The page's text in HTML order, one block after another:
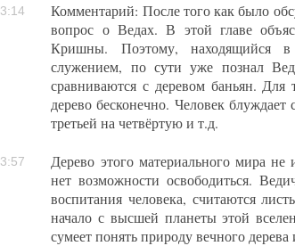
Комментарий: После того как было
вопрос о Ведах. В этой главе
Кришны. Поэтому, находящийся
служением, по сути уже познал
сравниваются с деревом баньян. Для
дерево бесконечно. Человек
третьей на четвёртую и т.д.
Дерево этого материального мира
нет возможности освободиться.
воспитания человека, считаются
начало с высшей планеты этой
сумеет понять природу вечного